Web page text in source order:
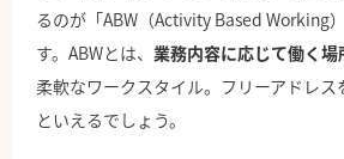
るのが「ABW（Activity Based Working
す。ABWとは、 業務内容に応じて働く
柔軟なワークスタイル。フリーアドレ
といえるでしょう。